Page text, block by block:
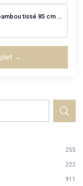
Suspension vintage rotin/bambou tissé 85 cm (E27, hauteur réglable)
→
255
222
911